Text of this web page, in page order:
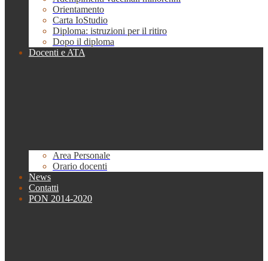
Orientamento
Carta IoStudio
Diploma: istruzioni per il ritiro
Dopo il diploma
Docenti e ATA
Area Personale
Orario docenti
News
Contatti
PON 2014-2020